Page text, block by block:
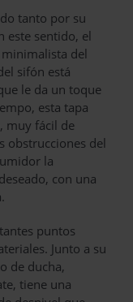
tanto por su
este sentido, el
del
sifón está
le da un toque
esta tapa
muy fácil de
obstrucciones del
la
con una
puntos
Junto a su
de ducha,
tiene una